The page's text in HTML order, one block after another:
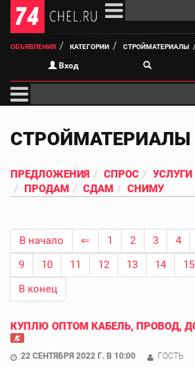
ОБЪЯВЛЕНИЯ КАТЕГОРИИ СТРОЙМАТЕРИАЛЫ
Вход
СТРОЙМАТЕРИАЛЫ
ПРЕДЛОЖЕНИЯ СПРОС УСЛУГИ
ПРОДАМ
СДАМ СНИМУ
В начало ⇐ 1 2 3 4
9
10 11 12 13 14 15
В конец
КУПЛЮ ОПТОМ КАБЕЛЬ, ПРОВОД,
22 СЕНТЯБРЯ 2022 Г. В 10:00 ГОСТЬ